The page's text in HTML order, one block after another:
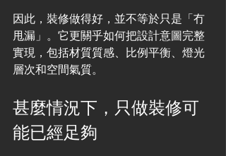
因此，裝修做得好，並不等於只是「冇
甩漏」。它更關乎如何把設計意圖完整
實現，包括材質質感、比例平衡、燈光
層次和空間氣質。
甚麼情況下，只做裝修可
能已經足夠